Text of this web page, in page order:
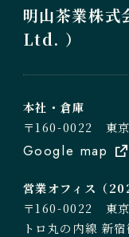
明山茶業株
Ltd. ）
本社・倉庫
〒160-0022 東京
Google map
営業オフィス（
〒160-0022 東京
トロ丸の内線 新